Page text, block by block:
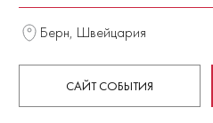
Берн, Швейцария
САЙТ СОБЫТИЯ